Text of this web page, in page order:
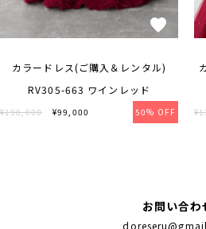
カラードレス(ご購入＆レンタル)
RV305-663 ワインレッド
¥198,000 ¥99,000 50% OFF
お問い合わ